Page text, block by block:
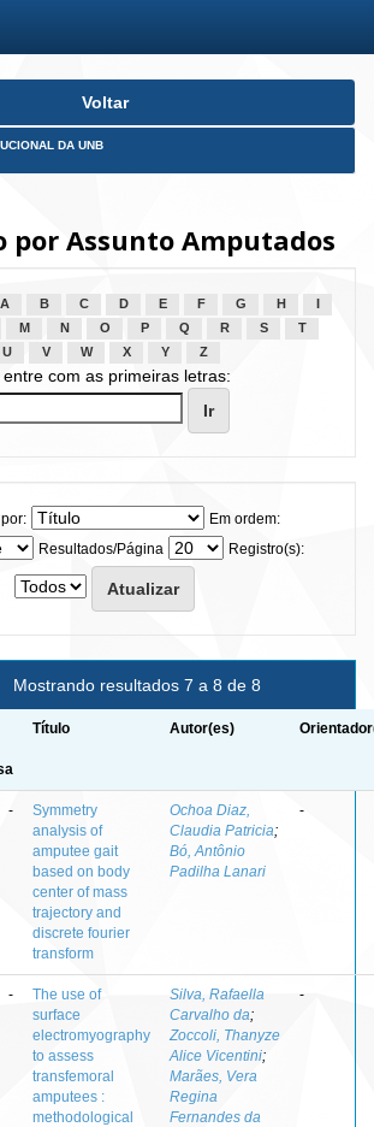
Voltar
DA UNB
por Assunto Amputados
A B C D E F G H
M N O P Q R S
T
U
V W X Y Z
entre com as primeiras letras:
Em ordem:
Resultados/Página
Registro(s):
Mostrando resultados 7 a 8 de 8
Título Autor(es)
-
Symmetry
analysis of
amputee gait
based on body
center of mass
trajectory and
discrete fourier
transform
Ochoa Diaz,
Claudia Patricia;
Bó, Antônio
Padilha Lanari
-
-
The use of
surface
electromyography
to assess
transfemoral
amputees :
methodological
Silva, Rafaella
Carvalho da;
Zoccoli, Thanyze
Alice Vicentini;
Marães, Vera
Regina
Fernandes da
-